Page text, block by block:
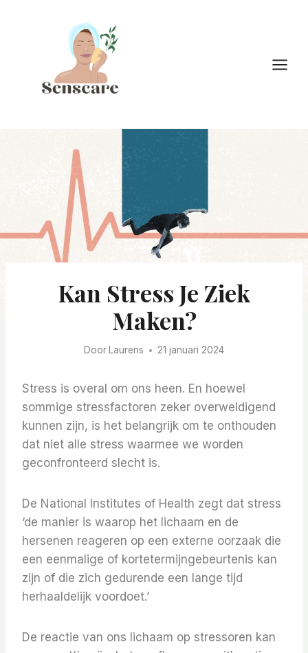
Kan Stress Je Ziek
Maken?
Door Laurens 21 januari 2024
Stress is overal om ons heen. En hoewel
sommige stressfactoren zeker overweldigend
kunnen zijn, is het belangrijk om te onthouden
dat niet alle stress waarmee we worden
geconfronteerd slecht is.
De National Institutes of Health zegt dat stress
‘de manier is waarop het lichaam en de
hersenen reageren op een externe oorzaak die
een eenmalige of kortetermijngebeurtenis kan
zijn of die zich gedurende een lange tijd
herhaaldelijk voordoet.’
De reactie van ons lichaam op stressoren kan